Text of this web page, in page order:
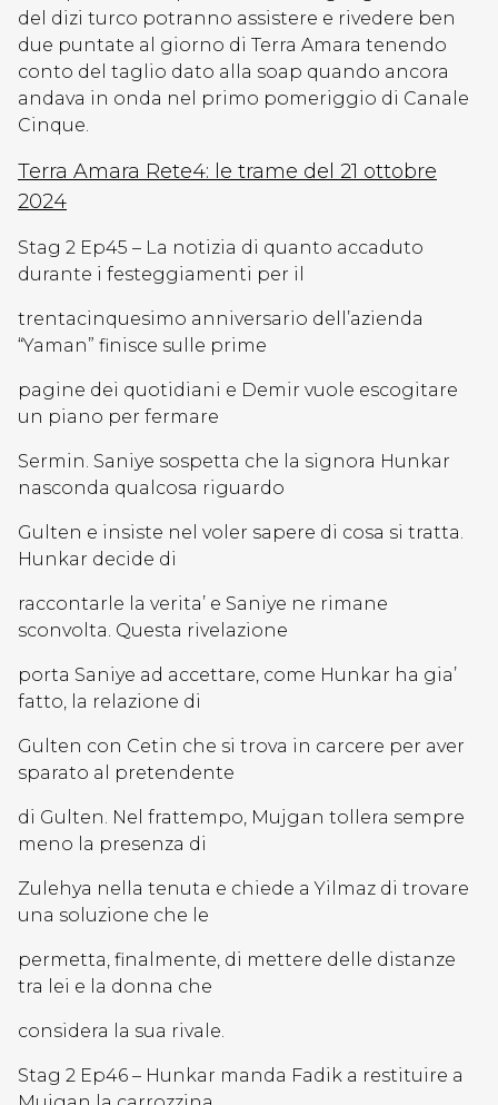
del dizi turco potranno assistere e rivedere ben
due puntate al giorno di Terra Amara tenendo
conto del taglio dato alla soap quando ancora
andava in onda nel primo pomeriggio di Canale
Cinque.
Terra Amara Rete4: le trame del 21 ottobre
2024
Stag 2 Ep45 – La notizia di quanto accaduto
durante i festeggiamenti per il
trentacinquesimo anniversario dell’azienda
“Yaman” finisce sulle prime
pagine dei quotidiani e Demir vuole escogitare
un piano per fermare
Sermin. Saniye sospetta che la signora Hunkar
nasconda qualcosa riguardo
Gulten e insiste nel voler sapere di cosa si tratta.
Hunkar decide di
raccontarle la verita’ e Saniye ne rimane
sconvolta. Questa rivelazione
porta Saniye ad accettare, come Hunkar ha gia’
fatto, la relazione di
Gulten con Cetin che si trova in carcere per aver
sparato al pretendente
di Gulten. Nel frattempo, Mujgan tollera sempre
meno la presenza di
Zulehya nella tenuta e chiede a Yilmaz di trovare
una soluzione che le
permetta, finalmente, di mettere delle distanze
tra lei e la donna che
considera la sua rivale.
Stag 2 Ep46 – Hunkar manda Fadik a restituire a